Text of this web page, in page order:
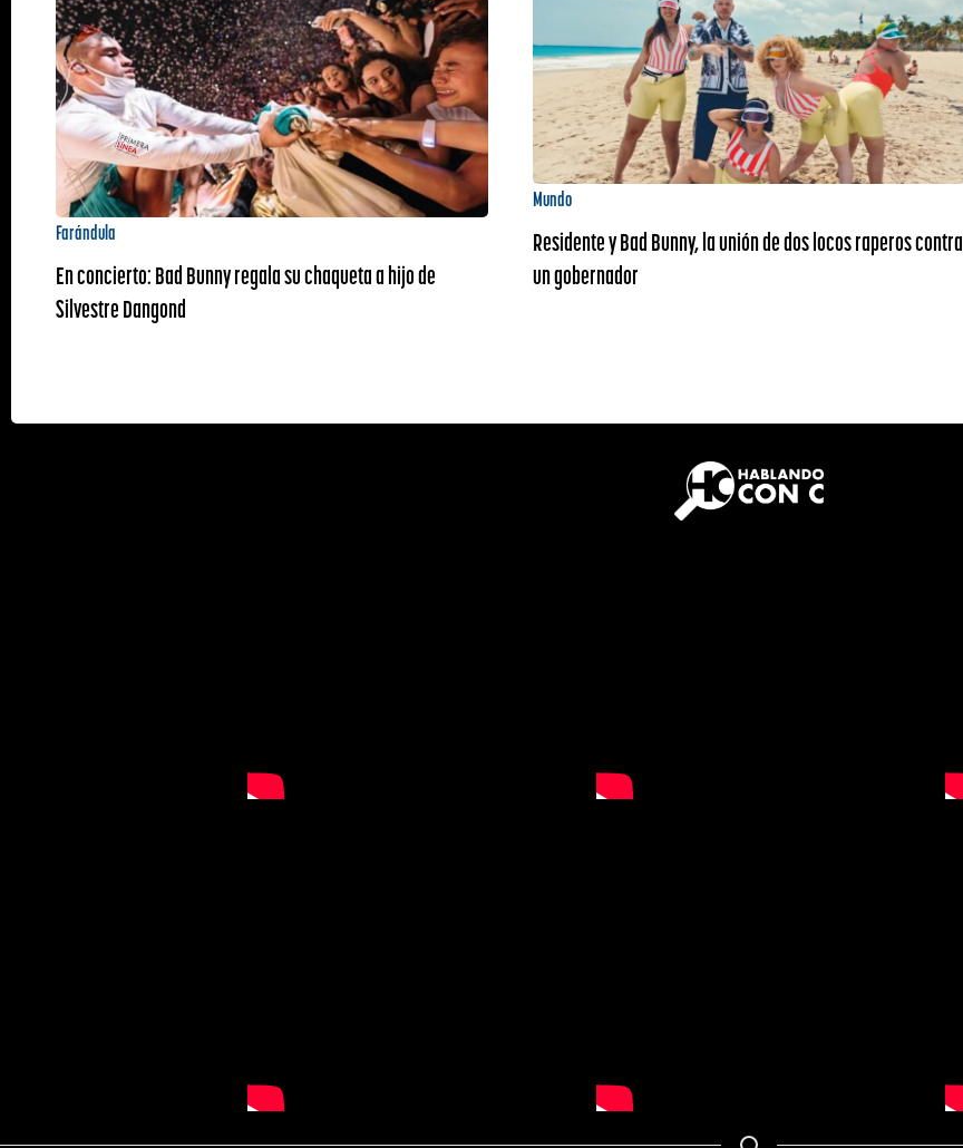
Farándula
En concierto: Bad Bunny regala su chaqueta a hijo de
Silvestre Dangond
Mundo
Residente y Bad Bunny, la unión de dos locos raperos contra
un gobernador